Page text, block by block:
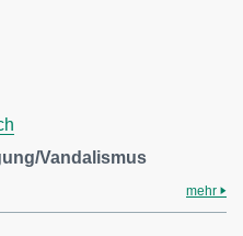
Vandalismus
mehr